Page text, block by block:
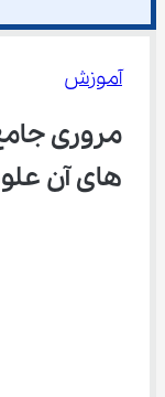
آموزش
مروری
های آن